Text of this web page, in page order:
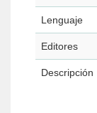
Lenguaje
Editores
Descripción